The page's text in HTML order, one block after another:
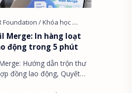
Merge: In hàng loạt
động trong 5 phút
Hướng dẫn trộn thư
đồng lao động, Quyết